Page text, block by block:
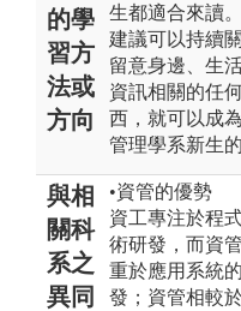
的學
習方
法或
方向
生都適合來讀。
建議可以持續
留意身邊、生
資訊相關的任
西，就可以成
管理學系新生
與相
關科
系之
異同
•資管的優勢
資工專注於程
術研發，而資
重於應用系統
發；資管相較